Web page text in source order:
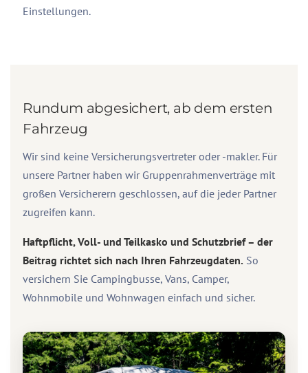
Einstellungen.
Rundum abgesichert, ab dem ersten
Fahrzeug
Wir sind keine Versicherungsvertreter oder -makler. Für
unsere Partner haben wir Gruppenrahmenverträge mit
großen Versicherern geschlossen, auf die jeder Partner
zugreifen kann.
Haftpflicht, Voll- und Teilkasko und Schutzbrief – der
Beitrag richtet sich nach Ihren Fahrzeugdaten. So
versichern Sie Campingbusse, Vans, Camper,
Wohnmobile und Wohnwagen einfach und sicher.